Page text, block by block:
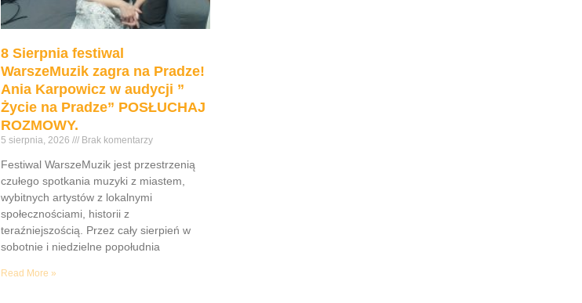
8 Sierpnia festiwal
WarszeMuzik zagra na Pradze!
Ania Karpowicz w audycji ”
Życie na Pradze” POSŁUCHAJ
ROZMOWY.
5 sierpnia, 2026 Brak komentarzy
Festiwal WarszeMuzik jest przestrzenią
czułego spotkania muzyki z miastem,
wybitnych artystów z lokalnymi
społecznościami, historii z
teraźniejszością. Przez cały sierpień w
sobotnie i niedzielne popołudnia
Read More »